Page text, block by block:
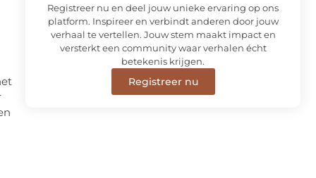
Registreer nu en deel jouw unieke ervaring op ons
platform. Inspireer en verbindt anderen door jouw
verhaal te vertellen. Jouw stem maakt impact en
versterkt een community waar verhalen écht
betekenis krijgen.
Registreer nu